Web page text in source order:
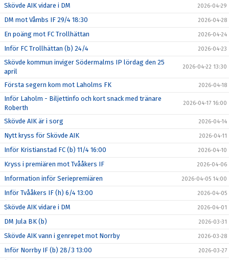
Skövde AIK vidare i DM 2026-04-29
DM mot Våmbs IF 29/4 18:30 2026-04-28
En poäng mot FC Trollhättan 2026-04-24
Inför FC Trollhättan (b) 24/4 2026-04-23
Skövde kommun inviger Södermalms IP lördag den 25
april
2026-04-22 13:30
Första segern kom mot Laholms FK 2026-04-18
Inför Laholm - Biljettinfo och kort snack med tränare
Roberth
2026-04-17 16:00
Skövde AIK är i sorg 2026-04-14
Nytt kryss för Skövde AIK 2026-04-11
Inför Kristianstad FC (b) 11/4 16:00 2026-04-10
Kryss i premiären mot Tvååkers IF 2026-04-06
Information inför Seriepremiären 2026-04-05 14:00
Inför Tvååkers IF (h) 6/4 13:00 2026-04-05
Skövde AIK vidare i DM 2026-04-01
DM Jula BK (b) 2026-03-31
Skövde AIK vann i genrepet mot Norrby 2026-03-28
Inför Norrby IF (b) 28/3 13:00 2026-03-27